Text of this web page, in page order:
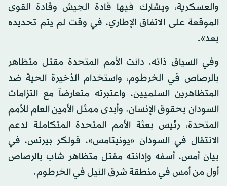
والعسكرية، ويشارك فيها قادة الجيش وقادة القوى
الموقعة على الاتفاق الإطاري، في وقت لم يتم تحديده
بعد».
وفي السياق ذاته، دانت الأمم المتحدة مقتل متظاهر
بالرصاص في الخرطوم، واستخدام الذخيرة الحية ضد
المتظاهرين السلميين، واعتبرته متعارضاً مع التزامات
السودان بحقوق الإنسان. وأبدى ممثل الأمين العام للأمم
المتحدة، رئيس بعثة الأمم المتحدة المتكاملة لدعم
الانتقال في السودان «يونيتامس»، فولكر بيرتس، في
بيان أمس، أسفه وإدانته مقتل متظاهر شاب بالرصاص
أول من أمس في منطقة شرق النيل في الخرطوم.